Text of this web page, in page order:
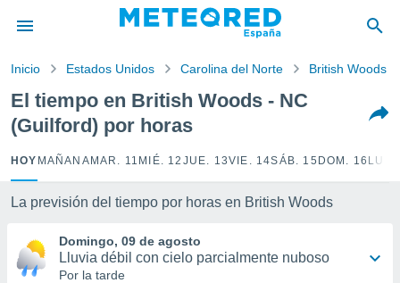
por
para
la
calidad.
a este
las
y
forma
Inicio Estados Unidos Carolina del Norte British Woods
El tiempo en British Woods - NC
(Guilford) por horas
HOY MAÑANA MAR. 11 MIÉ. 12 JUE. 13VIE. 14SÁB. 15 DOM. 16
La previsión del tiempo por horas en British Woods
Domingo, 09 de agosto
Lluvia débil con cielo parcialmente nuboso
Por la tarde